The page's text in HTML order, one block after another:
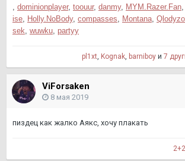
, dominionplayer, toouur, danmy, MYM.Razer.Fan,
ise, Holly.NoBody, compasses, Montana,
sek, wuwku, partyy
pl1xt, Kognak, barniboy и 7
ViForsaken
8 мая 2019
пиздец как жалко Аякс, хочу плакать